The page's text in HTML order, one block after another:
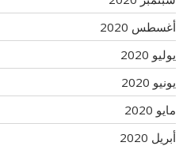
أغسطس 2020
يوليو 2020
يونيو 2020
مايو 2020
أبريل 2020